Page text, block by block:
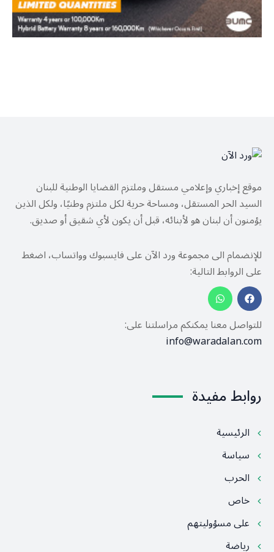
موقع إخباري وإعلامي مستقل وملتزم القضايا الوطنية للبنان
السيد الحر المستقل، ومساحة حرية لكل ملتزم وطنيًا، ولكل الذين
يؤمنون أن لبنان هو لأبنائه، قبل أن يكون لأي شقيق أو صديق.
للإنضمام الى مجموعة ورد الآن على فايسبوك وواتساب، اضغط
على الروابط التالية:
للتواصل معنا يمكنكم مراسلتنا على:
info@waradalan.com
روابط مفيدة
الرئيسية
سياسة
الحرب
خاص
على مسؤوليتهم
رياضة